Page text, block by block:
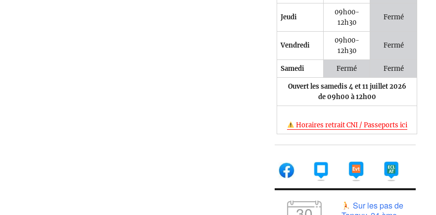
Jeudi
09h00-
12h30
Fermé
Vendredi
09h00-
12h30
Fermé
Samedi Fermé Fermé
Ouvert les samedis 4 et 11 juillet 2026
de 09h00 à 12h00
Horaires retrait CNI / Passeports ici
Sur les pas de